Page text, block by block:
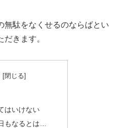
無駄をなくせるのならばとい
きます。
はいけない
もなるとは…